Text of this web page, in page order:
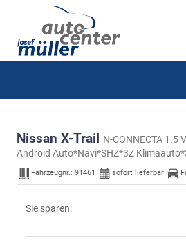
Nissan X-Trail N-CONNECTA 1.5
Android Auto*Navi*SHZ*3Z
Fahrzeugnr.: 91461 sofort lieferbar
Sie sparen: